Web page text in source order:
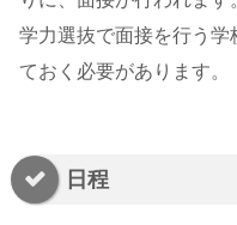
学力選抜で面接を行う学
ておく必要があります。
日程